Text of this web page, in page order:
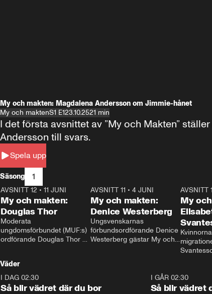
My och makten: Magdalena Andersson om Jimmie-hånet
My och maktenS1 E123.10.2521 min
Spela upp
I det första avsnittet av ”My och Makten”
Andersson till svars.
Säsong 1
26:27
AVSNITT 12 • 11 JUNI
My och makten:
Douglas Thor
Moderata
ungdomsförbundet (MUF:s)
ordförande Douglas Thor
tonårsutvisningarna och hur
Moderaterna ska locka
väljare till valet i höst.
23:40
AVSNITT 11 •4 JUNI
My och makten:
Denice Westerberg
Ungsvenskarnas
förbundsordförande Denice
Westerberg gästar My och
AVSNITT
My
Väder
I DAG 02:30
Så blir vädret där du bor
I GÅR 02:30
Så blir vädret